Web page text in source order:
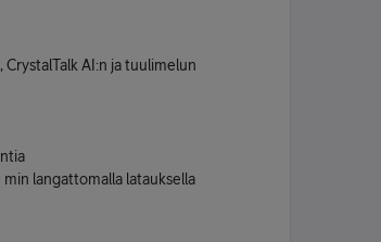
AI:n ja tuulimelun
langattomalla latauksella